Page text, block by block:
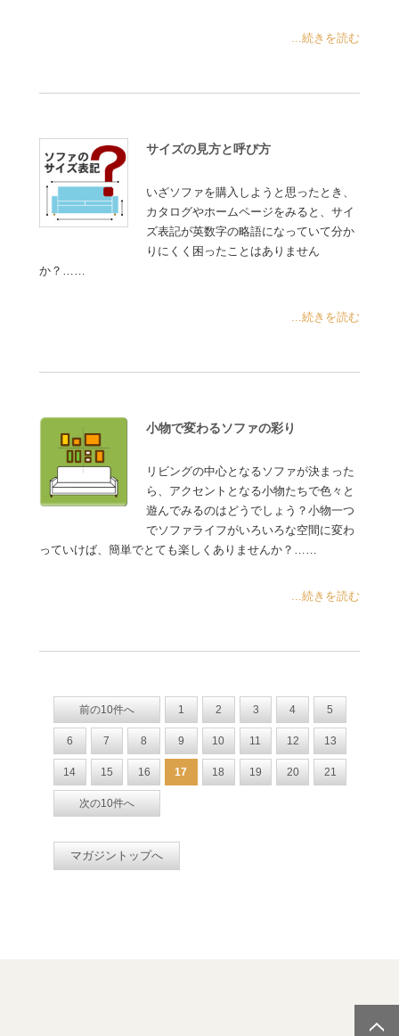
...続きを読む
サイズの見方と呼び方
いざソファを購入しようと思ったとき、
カタログやホームページをみると、サイ
ズ表記が英数字の略語になっていて分か
りにくく困ったことはありません
か？……
...続きを読む
小物で変わるソファの彩り
リビングの中心となるソファが決まった
ら、アクセントとなる小物たちで色々と
遊んでみるのはどうでしょう？小物一つ
でソファライフがいろいろな空間に変わ
っていけば、簡単でとても楽しくありませんか？……
...続きを読む
前の10件へ 1 2 3 4 5
6 7 8 9 10 11 12 13
14 15 16 17 18 19 20 21
次の10件へ
マガジントップへ